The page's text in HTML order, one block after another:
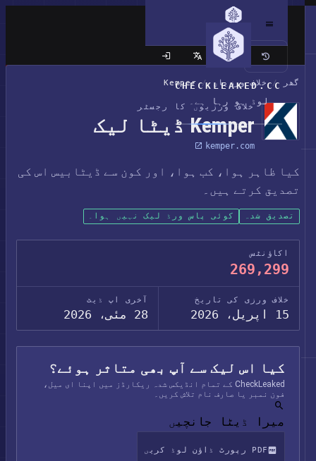
CHECKLEAKED.CC
لوڈ ہو رہا ہے۔
کلاسک سائٹ
گھر / خلاف ورزیاں /
Kemper
خلاف ورزیوں کا رجسٹر
Kemper ڈیٹا لیک
kemper.com
کیا ظاہر ہوا، کب ہوا، اور کون سے ڈیٹابیس اس کی
تصدیق کرتے ہیں۔
تصدیق شدہ کوئی پاس ورڈ لیک نہیں ہوا۔
اکاؤنٹس
269,299
خلاف ورزی کی تاریخ
15 اپریل، 2026
آخری اپ ڈیٹ
28 مئی، 2026
کیا اس لیک سے آپ بھی متاثر ہوئے؟
CheckLeaked کے تمام انڈیکس شدہ ریکارڈز میں اپنا ای میل،
فون نمبر یا صارف نام تلاش کریں۔
میرا ڈیٹا جانچیں
PDF رپورٹ ڈاؤن لوڈ کریں